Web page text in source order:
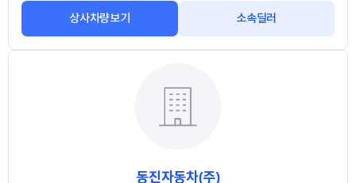
상사차량보기 소속딜러
동진자동차(주)